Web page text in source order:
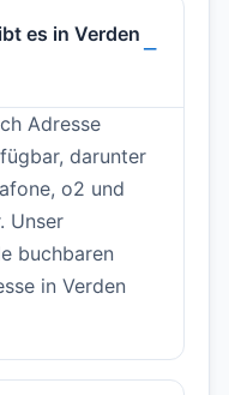
es in Verden
Adresse
darunter
o2 und
Unser
buchbaren
in Verden